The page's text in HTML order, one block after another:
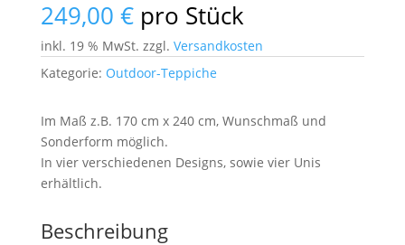
249,00 € pro Stück
inkl. 19 % MwSt. zzgl. Versandkosten
Kategorie: Outdoor-Teppiche
Im Maß z.B. 170 cm x 240 cm, Wunschmaß und
Sonderform möglich.
In vier verschiedenen Designs, sowie vier Unis
erhältlich.
Beschreibung